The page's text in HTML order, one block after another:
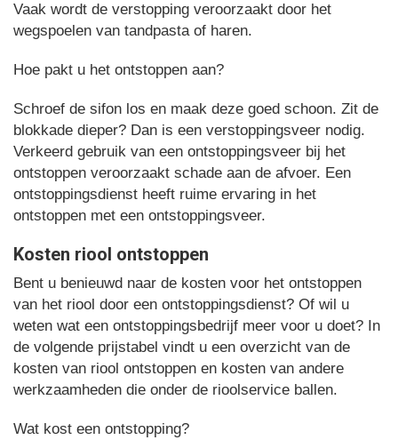
Vaak wordt de verstopping veroorzaakt door het
wegspoelen van tandpasta of haren.
Hoe pakt u het ontstoppen aan?
Schroef de sifon los en maak deze goed schoon. Zit de
blokkade dieper? Dan is een verstoppingsveer nodig.
Verkeerd gebruik van een ontstoppingsveer bij het
ontstoppen veroorzaakt schade aan de afvoer. Een
ontstoppingsdienst heeft ruime ervaring in het
ontstoppen met een ontstoppingsveer.
Kosten riool ontstoppen
Bent u benieuwd naar de kosten voor het ontstoppen
van het riool door een ontstoppingsdienst? Of wil u
weten wat een ontstoppingsbedrijf meer voor u doet? In
de volgende prijstabel vindt u een overzicht van de
kosten van riool ontstoppen en kosten van andere
werkzaamheden die onder de rioolservice ballen.
Wat kost een ontstopping?